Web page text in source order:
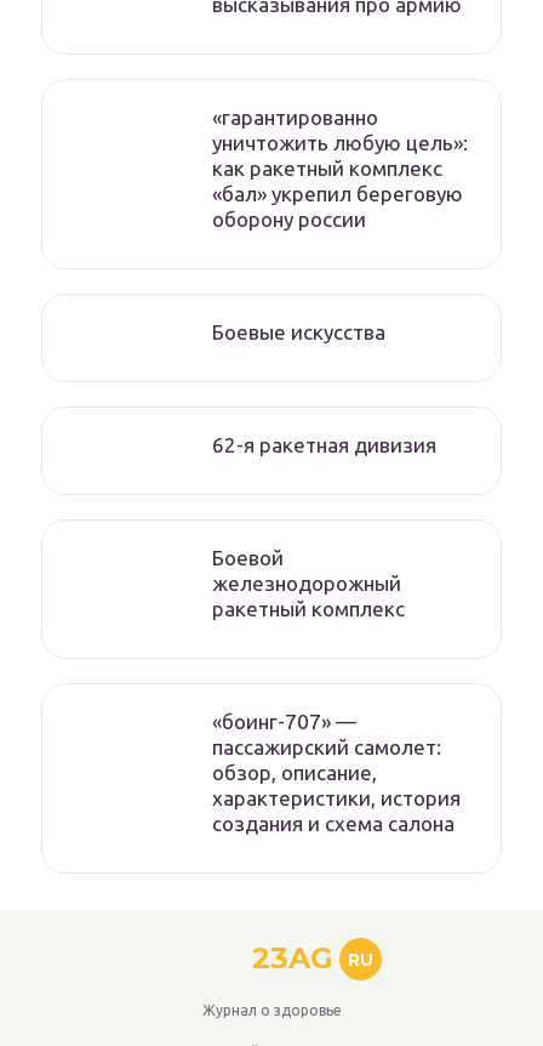
«гарантированно
уничтожить любую цель»:
как ракетный комплекс
«бал» укрепил береговую
оборону россии
Боевые искусства
62-я ракетная дивизия
Боевой
железнодорожный
ракетный комплекс
«боинг-707» —
пассажирский самолет:
обзор, описание,
характеристики, история
создания и схема салона
23AG RU
Журнал о здоровье